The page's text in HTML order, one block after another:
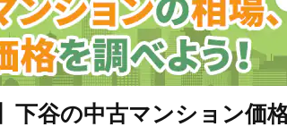
下谷の中古マンション価